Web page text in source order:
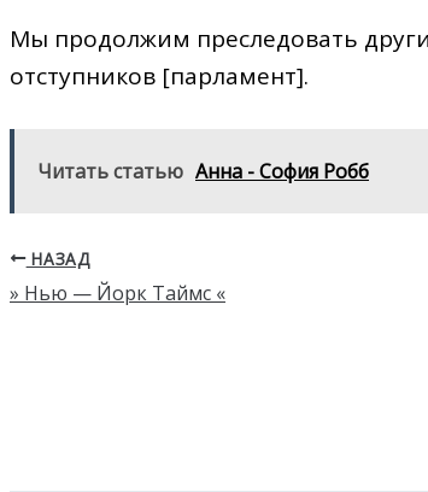
Мы продолжим преследовать
отступников [парламент].
Читать статью Анна - София Робб
НАЗАД
» Нью — Йорк Таймс «